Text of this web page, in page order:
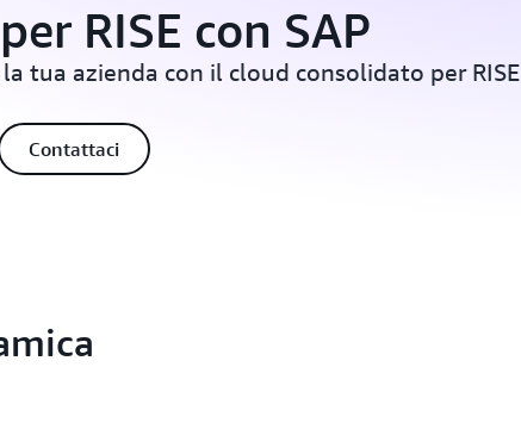
RISE con SAP
tua azienda con il cloud consolidato per RISE
Contattaci